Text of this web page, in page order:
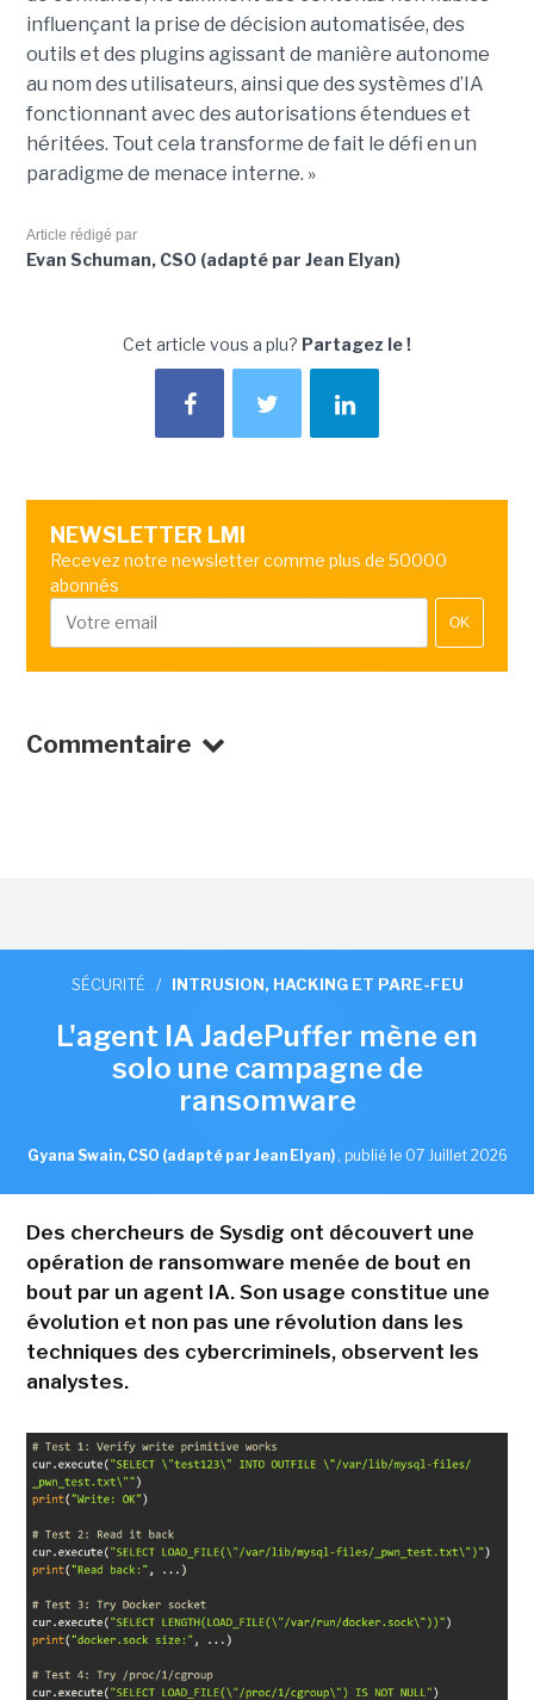
influençant la prise de décision automatisée, des
outils et des plugins agissant de manière autonome
au nom des utilisateurs, ainsi que des systèmes d’IA
fonctionnant avec des autorisations étendues et
héritées. Tout cela transforme de fait le défi en un
paradigme de menace interne. »
Article rédigé par
Evan Schuman, CSO (adapté par Jean Elyan)
Cet article vous a plu? Partagez le !
NEWSLETTER LMI
Recevez notre newsletter comme plus de 50000
abonnés
OK
Commentaire
SÉCURITÉ / INTRUSION, HACKING ET PARE-FEU
L'agent IA JadePuffer mène en
solo une campagne de
ransomware
Gyana Swain, CSO (adapté par Jean Elyan) , publié le 07 Juillet 2026
Des chercheurs de Sysdig ont découvert une
opération de ransomware menée de bout en
bout par un agent IA. Son usage constitue une
évolution et non pas une révolution dans les
techniques des cybercriminels, observent les
analystes.